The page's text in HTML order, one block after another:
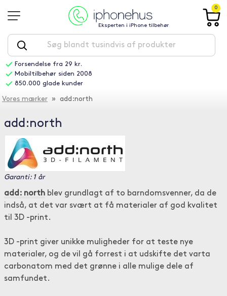
Eksperten i iPhone tilbehør
0
Forsendelse fra 29 kr.
Mobiltilbehør siden 2008
850.000 glade kunder
Vores mærker » add:north
add:north
Garanti: 1 år
add: north blev grundlagt af to barndomsvenner, da de
indså, at det var svært at få materialer af god kvalitet
til 3D -print.
3D -print giver unikke muligheder for at teste nye
materialer, og de vil gå forrest i at udskifte det varta
carbonatom med det grønne i alle mulige dele af
samfundet.